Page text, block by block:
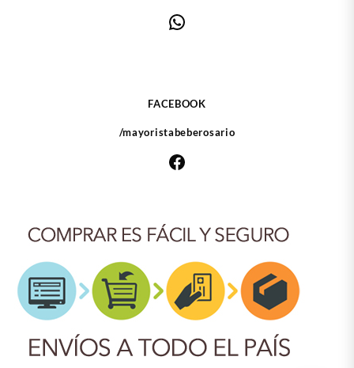
WhatsApp
FACEBOOK
/mayoristabeberosario
Facebook